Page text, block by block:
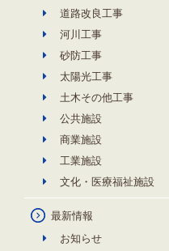
道路改良工事
河川工事
砂防工事
太陽光工事
土木その他工事
公共施設
商業施設
工業施設
文化・医療福祉施設
最新情報
お知らせ